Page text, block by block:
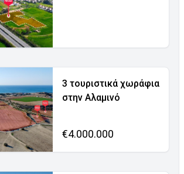
3 τουριστικά χωράφια
στην Αλαμινό
€4.000.000